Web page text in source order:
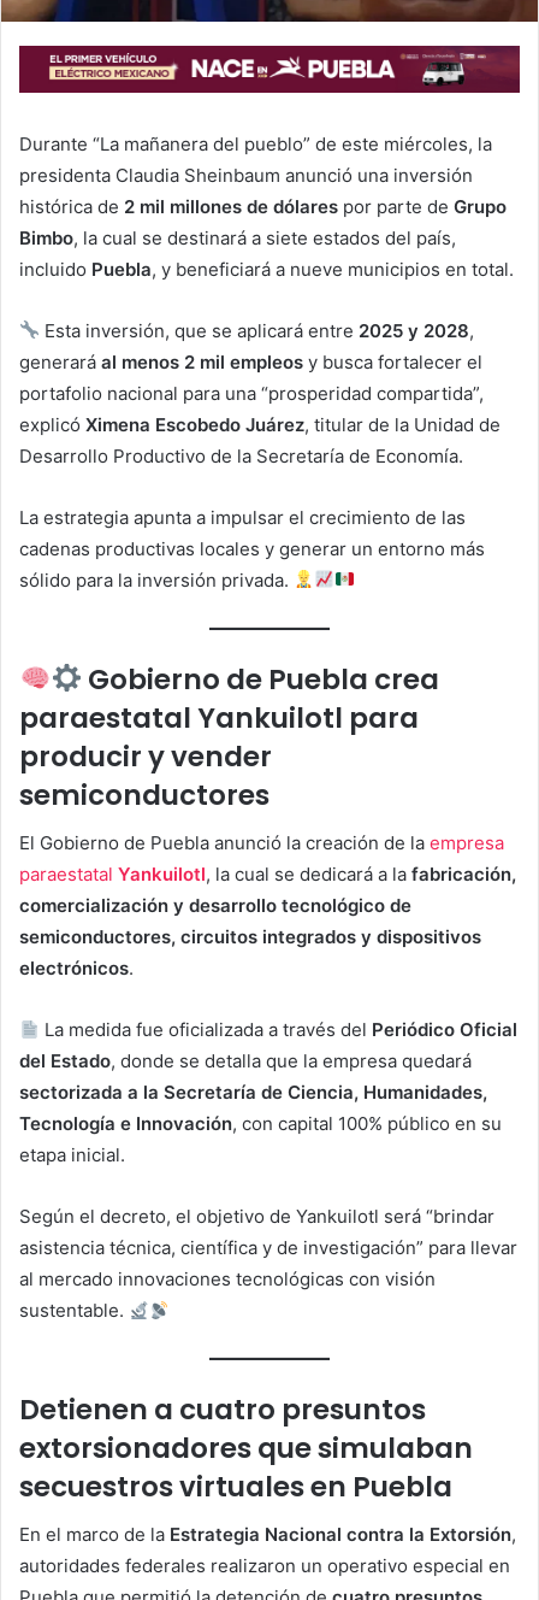
Durante “La mañanera del pueblo” de este miércoles, la
presidenta Claudia Sheinbaum anunció una inversión
histórica de 2 mil millones de dólares por parte de Grupo
Bimbo, la cual se destinará a siete estados del país,
incluido Puebla, y beneficiará a nueve municipios en total.
Esta inversión, que se aplicará entre 2025 y 2028,
generará al menos 2 mil empleos y busca fortalecer el
portafolio nacional para una “prosperidad compartida”,
explicó Ximena Escobedo Juárez, titular de la Unidad de
Desarrollo Productivo de la Secretaría de Economía.
La estrategia apunta a impulsar el crecimiento de las
cadenas productivas locales y generar un entorno más
sólido para la inversión privada.
Gobierno de Puebla crea
paraestatal Yankuilotl para
producir y vender
semiconductores
El Gobierno de Puebla anunció la creación de la empresa
paraestatal Yankuilotl, la cual se dedicará a la fabricación,
comercialización y desarrollo tecnológico de
semiconductores, circuitos integrados y dispositivos
electrónicos.
La medida fue oficializada a través del Periódico Oficial
del Estado, donde se detalla que la empresa quedará
sectorizada a la Secretaría de Ciencia, Humanidades,
Tecnología e Innovación, con capital 100% público en su
etapa inicial.
Según el decreto, el objetivo de Yankuilotl será “brindar
asistencia técnica, científica y de investigación” para llevar
al mercado innovaciones tecnológicas con visión
sustentable.
Detienen a cuatro presuntos
extorsionadores que simulaban
secuestros virtuales en Puebla
En el marco de la Estrategia Nacional contra la Extorsión,
autoridades federales realizaron un operativo especial en